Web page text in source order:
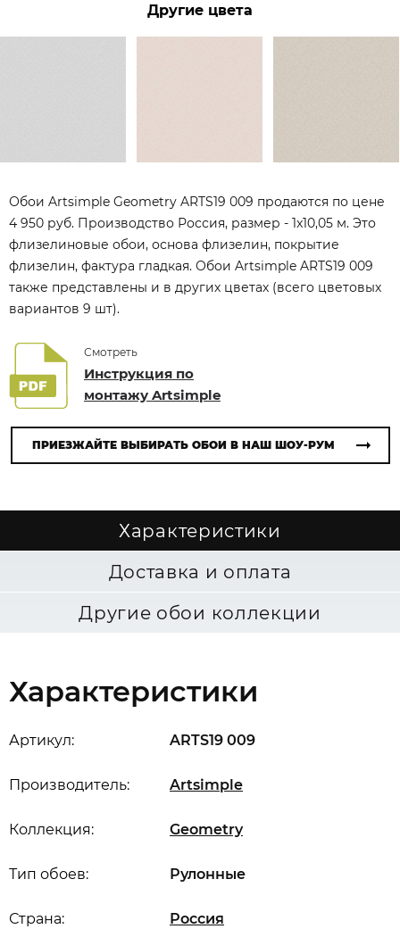
Другие цвета
Обои Artsimple Geometry ARTS19 009 продаются по цене
4 950 руб. Производство Россия, размер - 1x10,05 м. Это
флизелиновые обои, основа флизелин, покрытие
флизелин, фактура гладкая. Обои Artsimple ARTS19 009
также представлены и в других цветах (всего цветовых
вариантов 9 шт).
Смотреть
Инструкция по
монтажу Artsimple
ПРИЕЗЖАЙТЕ ВЫБИРАТЬ ОБОИ В НАШ ШОУ-РУМ
Характеристики
Доставка и оплата
Другие обои коллекции
Характеристики
Артикул: ARTS19 009
Производитель: Artsimple
Коллекция: Geometry
Страна: Россия
Тип обоев: Рулонные